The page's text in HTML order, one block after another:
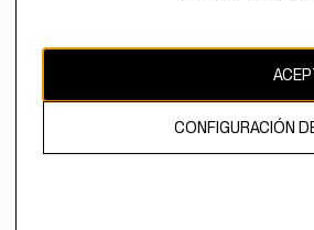
El contenido de esta página web está
propiedad de H&M Hennes & Mauritz AB.
CONFIGURACIÓN